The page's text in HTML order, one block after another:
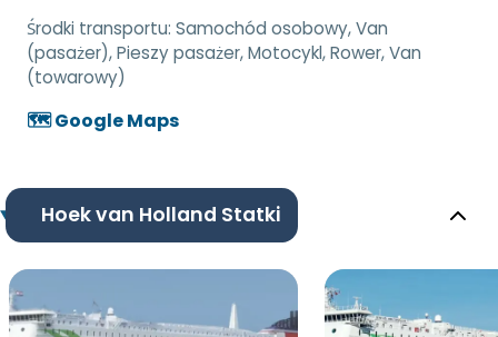
Środki transportu: Samochód osobowy, Van
(pasażer), Pieszy pasażer, Motocykl, Rower, Van
(towarowy)
🗺️ Google Maps
Hoek van Holland Statki